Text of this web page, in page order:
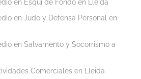
en Esquí de Fondo en Lleida
en Judo y Defensa Personal en
en Salvamento y Socorrismo a
Comerciales en Lleida